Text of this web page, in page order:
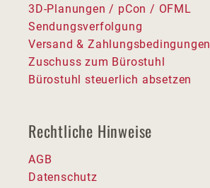
3D-Planungen / pCon / OFML
Sendungsverfolgung
Versand & Zahlungsbedingungen
Zuschuss zum Bürostuhl
Bürostuhl steuerlich absetzen
Rechtliche Hinweise
AGB
Datenschutz